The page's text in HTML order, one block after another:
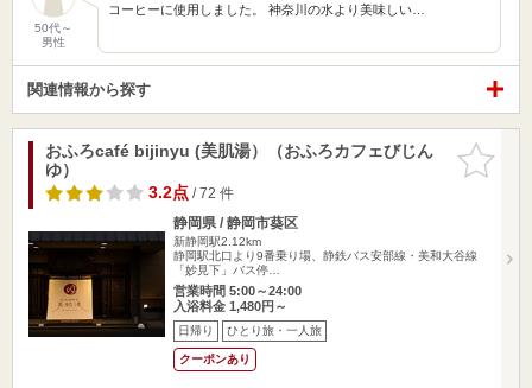
50代～
男性
コーヒーに使用しました。 神奈川の水より美味しい…
関連情報から探す
お気に入
りに追加
おふろcafé bijinyu (美肌湯）（おふろカフェびじん
ゆ）
3.2点/ 72 件
静岡県 / 静岡市葵区
新静岡駅2.12km
静岡駅北口より9番乗り場、静鉄バス安部線・美和大谷線
「妙見下」バス停…
営業時間 5:00～24:00
入浴料金 1,480円～
日帰り ひとり旅・一人旅
クーポンあり